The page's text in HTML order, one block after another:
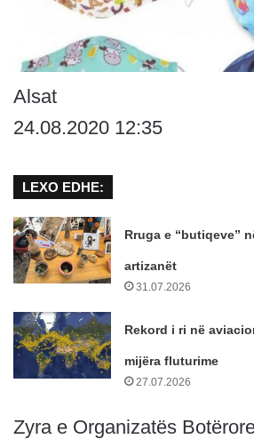
Alsat
24.08.2020 12:35
LEXO EDHE:
Rruga e “butiqeve”
artizanët
31.07.2026
Rekord i ri në
mijëra fluturime
27.07.2026
Zyra e Organizatës